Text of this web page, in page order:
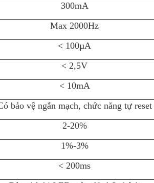
300mA
Max 2000Hz
< 100µA
< 2,5V
< 10mA
bảo vệ ngắn mạch, chức năng tự reset
2-20%
1%-3%
< 200ms